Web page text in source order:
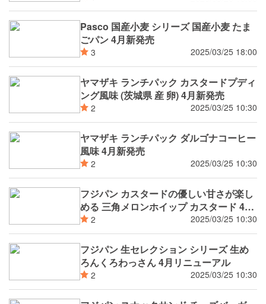
Pasco 国産小麦 シリーズ 国産小麦 たま
ごパン 4月新発売
3 2025/03/25 18:00
ヤマザキ ランチパック カスタードプディ
ング風味 (茨城県 産 卵) 4月新発売
2 2025/03/25 10:30
ヤマザキ ランチパック ダルゴナコーヒー
風味 4月新発売
2 2025/03/25 10:30
フジパン カスタードの優しい甘さが楽し
める 三角メロンホイップ カスタード 4月
新発売
2 2025/03/25 10:30
フジパン 生セレクション シリーズ 生め
ろんくろわっさん 4月リニューアル
2 2025/03/25 10:30